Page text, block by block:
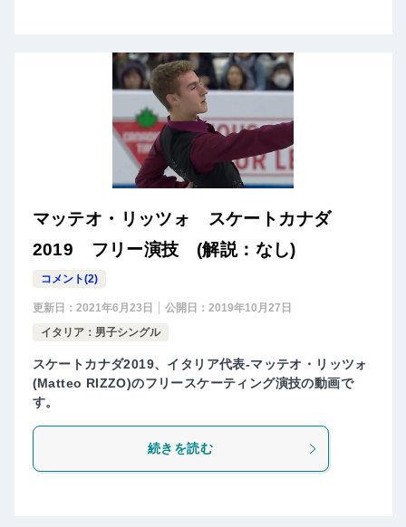
マッテオ・リッツォ スケートカナダ
2019 フリー演技 (解説：なし)
コメント(2)
更新日： 2021年6月23日 公開日： 2019年10月27日
イタリア：男子シングル
スケートカナダ2019、イタリア代表-マッテオ・リッツォ
(Matteo RIZZO)のフリースケーティング演技の動画で
す。
続きを読む